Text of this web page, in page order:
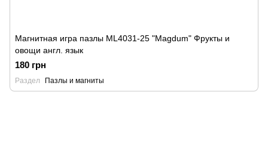
Магнитная игра пазлы ML4031-25 "Magdum" Фрукты и
овощи англ. язык
180 грн
Раздел Пазлы и магниты